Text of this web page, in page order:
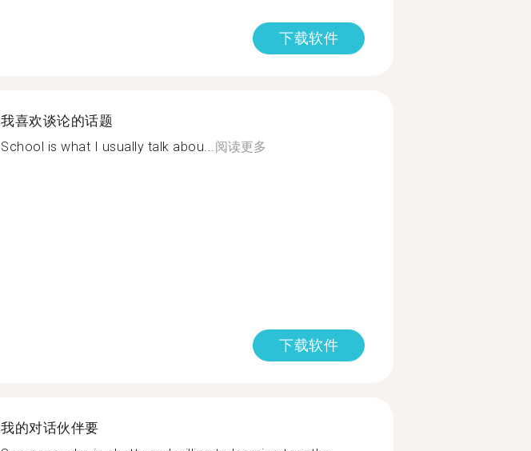
下载软件
我喜欢谈论的话题
School is what I usually talk abou...阅读更多
下载软件
我的对话伙伴要